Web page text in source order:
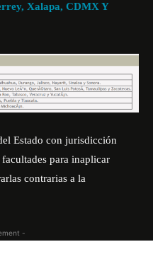
Xalapa, CDMX Y
Estado con jurisdicción
para inaplicar
contrarias a la
-